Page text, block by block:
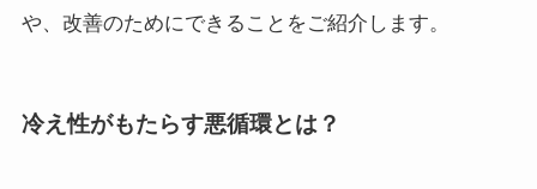
や、改善のためにできることをご紹介します。
冷え性がもたらす悪循環とは？